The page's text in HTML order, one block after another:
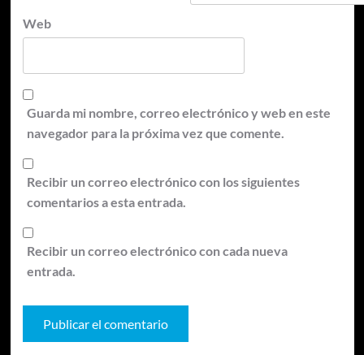
Web
Guarda mi nombre, correo electrónico y web en este
navegador para la próxima vez que comente.
Recibir un correo electrónico con los siguientes
comentarios a esta entrada.
Recibir un correo electrónico con cada nueva
entrada.